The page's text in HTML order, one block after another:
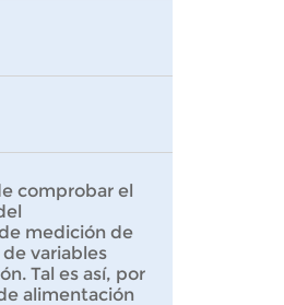
comprobar el
medición de
variables
Tal es así, por
alimentación